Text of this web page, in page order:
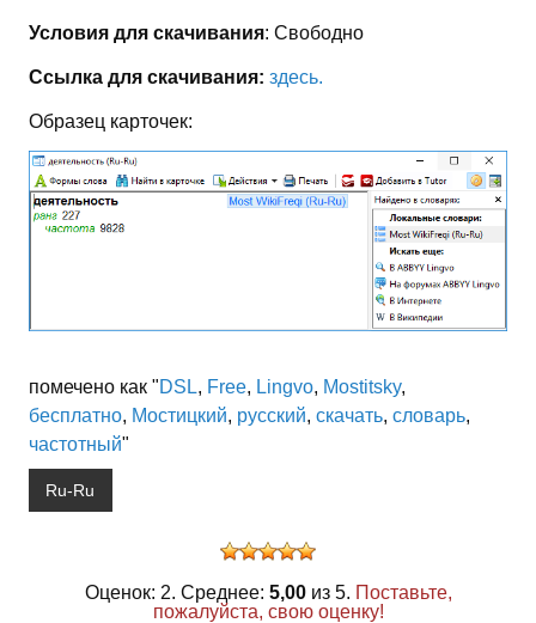
Условия для скачивания: Свободно
Ссылка для скачивания: здесь.
Образец карточек:
помечено как "DSL, Free, Lingvo, Mostitsky,
бесплатно, Мостицкий, русский, скачать, словарь,
частотный"
Ru-Ru
Оценок: 2. Среднее: 5,00из 5. Поставьте,
пожалуйста, свою оценку!